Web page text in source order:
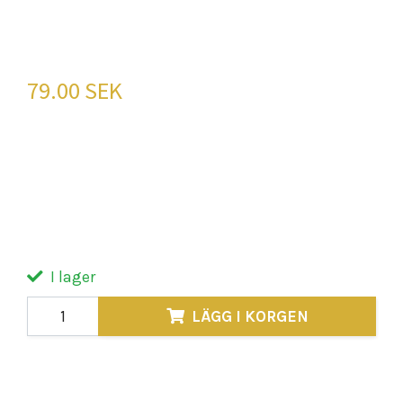
79.00 SEK
I lager
LÄGG I KORGEN